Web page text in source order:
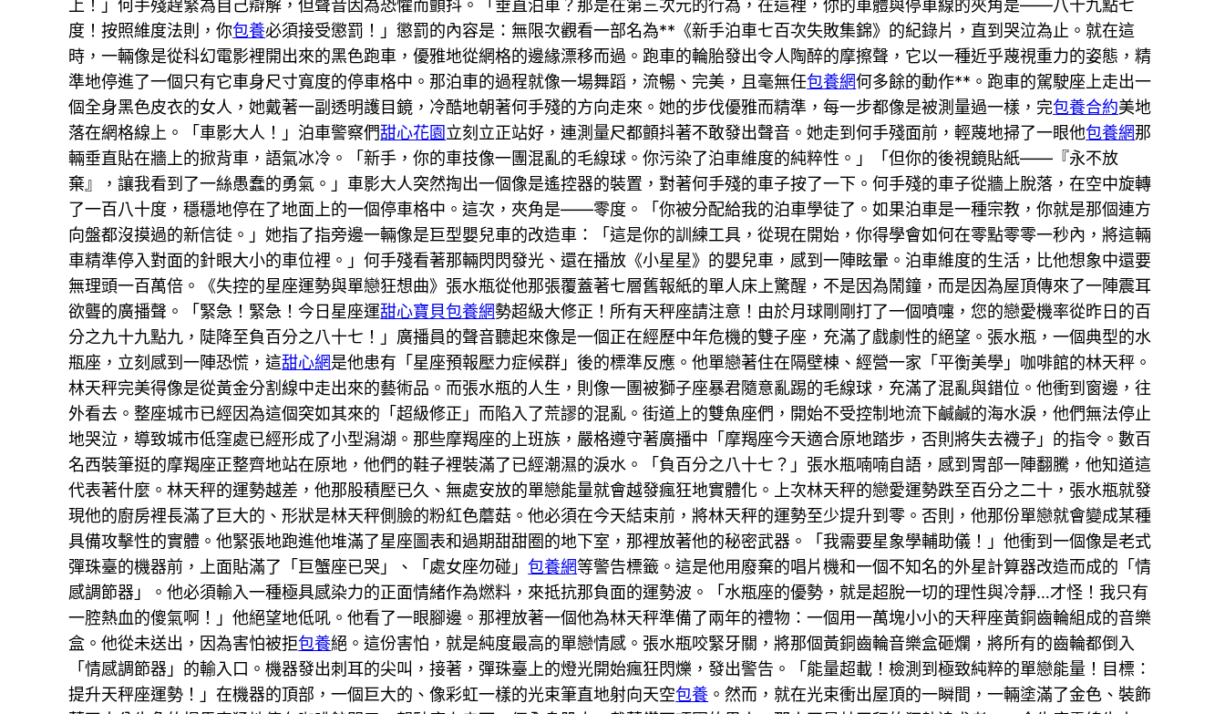
上！」何手殘趕緊為自己辯解，但聲音因為恐懼而顫抖。「垂直泊車？那是在第三次元的行為，在這裡，你的車體與停車線的夾角是——八十九點七
度！按照維度法則，你包養必須接受懲罰！」懲罰的內容是：無限次觀看一部名為**《新手泊車七百次失敗集錦》的紀錄片，直到哭泣為止。就在這
時，一輛像是從科幻電影裡開出來的黑色跑車，優雅地從網格的邊緣漂移而過。跑車的輪胎發出令人陶醉的摩擦聲，它以一種近乎蔑視重力的姿態，精
準地停進了一個只有它車身尺寸寬度的停車格中。那泊車的過程就像一場舞蹈，流暢、完美，且毫無任包養網何多餘的動作**。跑車的駕駛座上走出一
個全身黑色皮衣的女人，她戴著一副透明護目鏡，冷酷地朝著何手殘的方向走來。她的步伐優雅而精準，每一步都像是被測量過一樣，完包養合約美地
落在網格線上。「車影大人！」泊車警察們甜心花園立刻立正站好，連測量尺都顫抖著不敢發出聲音。她走到何手殘面前，輕蔑地掃了一眼他包養網那
輛垂直貼在牆上的掀背車，語氣冰冷。「新手，你的車技像一團混亂的毛線球。你污染了泊車維度的純粹性。」「但你的後視鏡貼紙——『永不放
棄』，讓我看到了一絲愚蠢的勇氣。」車影大人突然掏出一個像是遙控器的裝置，對著何手殘的車子按了一下。何手殘的車子從牆上脫落，在空中旋轉
了一百八十度，穩穩地停在了地面上的一個停車格中。這次，夾角是——零度。「你被分配給我的泊車學徒了。如果泊車是一種宗教，你就是那個連方
向盤都沒摸過的新信徒。」她指了指旁邊一輛像是巨型嬰兒車的改造車：「這是你的訓練工具，從現在開始，你得學會如何在零點零零一秒內，將這輛
車精準停入對面的針眼大小的車位裡。」何手殘看著那輛閃閃發光、還在播放《小星星》的嬰兒車，感到一陣眩暈。泊車維度的生活，比他想象中還要
無理頭一百萬倍。《失控的星座運勢與單戀狂想曲》張水瓶從他那張覆蓋著七層舊報紙的單人床上驚醒，不是因為鬧鐘，而是因為屋頂傳來了一陣震耳
欲聾的廣播聲。「緊急！緊急！今日星座運甜心寶貝包養網勢超級大修正！所有天秤座請注意！由於月球剛剛打了一個噴嚏，您的戀愛機率從昨日的百
分之九十九點九，陡降至負百分之八十七！」廣播員的聲音聽起來像是一個正在經歷中年危機的雙子座，充滿了戲劇性的絕望。張水瓶，一個典型的水
瓶座，立刻感到一陣恐慌，這甜心網是他患有「星座預報壓力症候群」後的標準反應。他單戀著住在隔壁棟、經營一家「平衡美學」咖啡館的林天秤。
林天秤完美得像是從黃金分割線中走出來的藝術品。而張水瓶的人生，則像一團被獅子座暴君隨意亂踢的毛線球，充滿了混亂與錯位。他衝到窗邊，往
外看去。整座城市已經因為這個突如其來的「超級修正」而陷入了荒謬的混亂。街道上的雙魚座們，開始不受控制地流下鹹鹹的海水淚，他們無法停止
地哭泣，導致城市低窪處已經形成了小型潟湖。那些摩羯座的上班族，嚴格遵守著廣播中「摩羯座今天適合原地踏步，否則將失去襪子」的指令。數百
名西裝筆挺的摩羯座正整齊地站在原地，他們的鞋子裡裝滿了已經潮濕的淚水。「負百分之八十七？」張水瓶喃喃自語，感到胃部一陣翻騰，他知道這
代表著什麼。林天秤的運勢越差，他那股積壓已久、無處安放的單戀能量就會越發瘋狂地實體化。上次林天秤的戀愛運勢跌至百分之二十，張水瓶就發
現他的廚房裡長滿了巨大的、形狀是林天秤側臉的粉紅色蘑菇。他必須在今天結束前，將林天秤的運勢至少提升到零。否則，他那份單戀就會變成某種
具備攻擊性的實體。他緊張地跑進他堆滿了星座圖表和過期甜甜圈的地下室，那裡放著他的秘密武器。「我需要星象學輔助儀！」他衝到一個像是老式
彈珠臺的機器前，上面貼滿了「巨蟹座已哭」、「處女座勿碰」包養網等警告標籤。這是他用廢棄的唱片機和一個不知名的外星計算器改造而成的「情
感調節器」。他必須輸入一種極具感染力的正面情緒作為燃料，來抵抗那負面的運勢波。「水瓶座的優勢，就是超脫一切的理性與冷靜…才怪！我只有
一腔熱血的傻氣啊！」他絕望地低吼。他看了一眼腳邊。那裡放著一個他為林天秤準備了兩年的禮物：一個用一萬塊小小的天秤座黃銅齒輪組成的音樂
盒。他從未送出，因為害怕被拒包養絕。這份害怕，就是純度最高的單戀情感。張水瓶咬緊牙關，將那個黃銅齒輪音樂盒砸爛，將所有的齒輪都倒入
「情感調節器」的輸入口。機器發出刺耳的尖叫，接著，彈珠臺上的燈光開始瘋狂閃爍，發出警告。「能量超載！檢測到極致純粹的單戀能量！目標：
提升天秤座運勢！」在機器的頂部，一個巨大的、像彩虹一樣的光束筆直地射向天空包養 。然而，就在光束衝出屋頂的一瞬間，一輛塗滿了金色、裝飾